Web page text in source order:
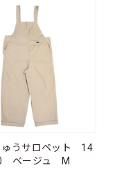
ゅうサロペット 14
ベージュ M